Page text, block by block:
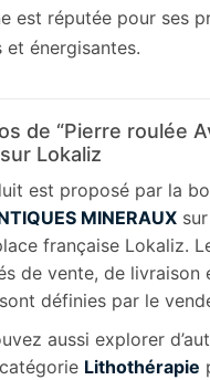
est réputée pour ses
et énergisantes.
de “Pierre roulée
Lokaliz
est proposé par la
MINERAUX
française Lokaliz.
de vente, de livraison
définies par le
aussi explorer
Lithothérapie